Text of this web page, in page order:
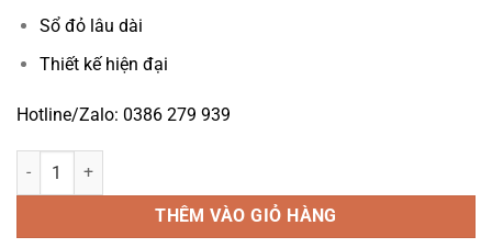
Sổ đỏ lâu dài
Thiết kế hiện đại
Hotline/Zalo: 0386 279 939
Camellia Residences Thanh Xuân Valley - Tải bảng giá: 0386 279
THÊM VÀO GIỎ HÀNG